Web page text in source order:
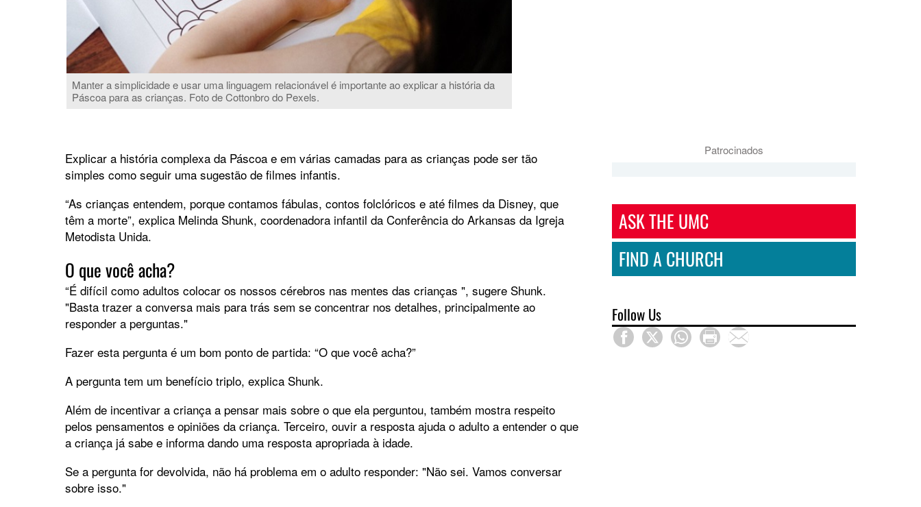
Manter a simplicidade e usar uma linguagem relacionável é importante ao explicar a história da
Páscoa para as crianças. Foto de Cottonbro do Pexels.
Explicar a história complexa da Páscoa e em várias camadas para as crianças pode ser tão
simples como seguir uma sugestão de filmes infantis.
“As crianças entendem, porque contamos fábulas, contos folclóricos e até filmes da Disney, que
têm a morte”, explica Melinda Shunk, coordenadora infantil da Conferência do Arkansas da Igreja
Metodista Unida.
O que você acha?
“É difícil como adultos colocar os nossos cérebros nas mentes das crianças ", sugere Shunk.
"Basta trazer a conversa mais para trás sem se concentrar nos detalhes, principalmente ao
responder a perguntas."
Fazer esta pergunta é um bom ponto de partida: “O que você acha?”
A pergunta tem um benefício triplo, explica Shunk.
Além de incentivar a criança a pensar mais sobre o que ela perguntou, também mostra respeito
pelos pensamentos e opiniões da criança. Terceiro, ouvir a resposta ajuda o adulto a entender o que
a criança já sabe e informa dando uma resposta apropriada à idade.
Se a pergunta for devolvida, não há problema em o adulto responder: "Não sei. Vamos conversar
sobre isso."
Patrocinados
ASK THE UMC
FIND A CHURCH
Follow Us